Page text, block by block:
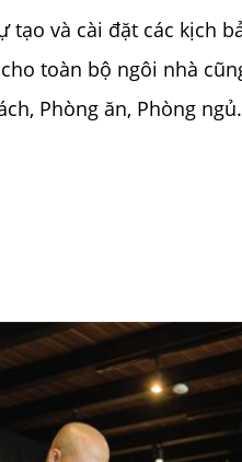
tạo và cài đặt các kịch
toàn bộ ngôi nhà
Phòng ăn, Phòng